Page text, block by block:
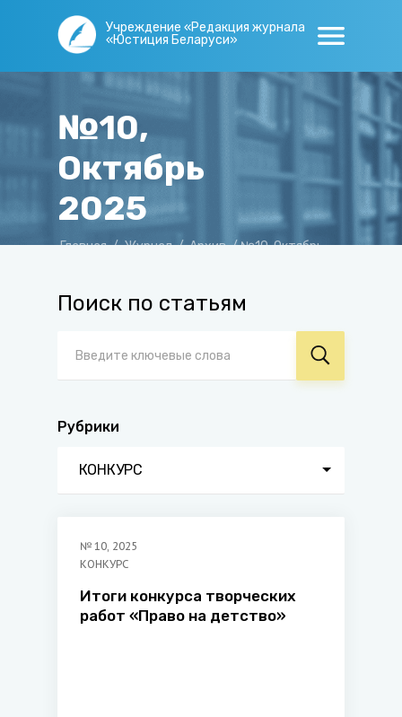
Учреждение «Редакция журнала
«Юстиция Беларуси»
№10,
Октябрь
2025
Главная / Журнал / Архив /№10, Октябрь
Поиск по статьям
Рубрики
КОНКУРС
№ 10, 2025
КОНКУРС
Итоги конкурса творческих
работ «Право на детство»